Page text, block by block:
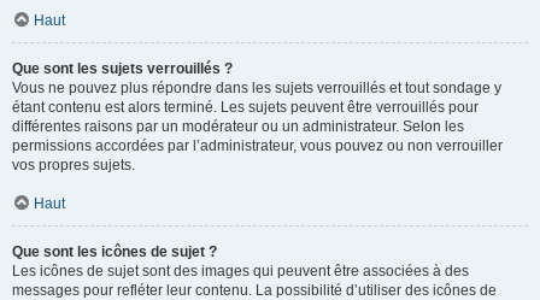
Haut
Que sont les sujets verrouillés ?
Vous ne pouvez plus répondre dans les sujets verrouillés et tout sondage y
étant contenu est alors terminé. Les sujets peuvent être verrouillés pour
différentes raisons par un modérateur ou un administrateur. Selon les
permissions accordées par l’administrateur, vous pouvez ou non verrouiller
vos propres sujets.
Haut
Que sont les icônes de sujet ?
Les icônes de sujet sont des images qui peuvent être associées à des
messages pour refléter leur contenu. La possibilité d’utiliser des icônes de